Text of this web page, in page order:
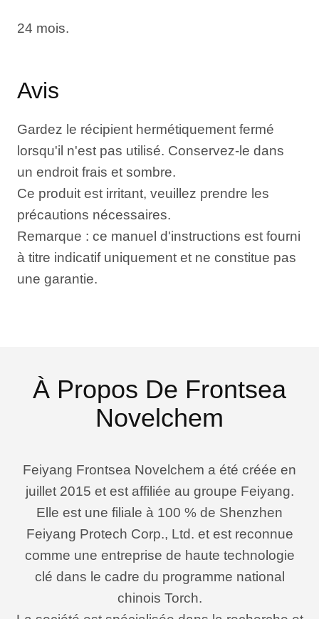
24 mois.
Avis
Gardez le récipient hermétiquement fermé
lorsqu'il n'est pas utilisé. Conservez-le dans
un endroit frais et sombre.
Ce produit est irritant, veuillez prendre les
précautions nécessaires.
Remarque : ce manuel d'instructions est fourni
à titre indicatif uniquement et ne constitue pas
une garantie.
À Propos De Frontsea
Novelchem
Feiyang Frontsea Novelchem a été créée en
juillet 2015 et est affiliée au groupe Feiyang.
Elle est une filiale à 100 % de Shenzhen
Feiyang Protech Corp., Ltd. et est reconnue
comme une entreprise de haute technologie
clé dans le cadre du programme national
chinois Torch.